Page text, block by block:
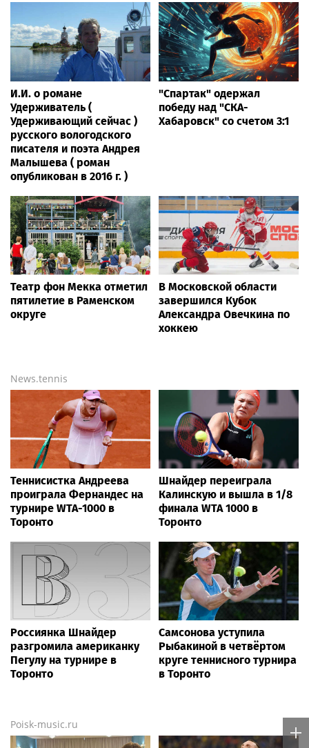
И.И. о романе
Удерживатель (
Удерживающий сейчас )
русского вологодского
писателя и поэта Андрея
Малышева ( роман
опубликован в 2016 г. )
"Спартак" одержал
победу над "СКА-
Хабаровск" со счетом 3:1
Театр фон Мекка отметил
пятилетие в Раменском
округе
В Московской области
завершился Кубок
Александра Овечкина по
хоккею
News.tennis
Теннисистка Андреева
проиграла Фернандес на
турнире WTA-1000 в
Торонто
Шнайдер переиграла
Калинскую и вышла в 1/8
финала WTA 1000 в
Торонто
Россиянка Шнайдер
разгромила американку
Пегулу на турнире в
Торонто
Самсонова уступила
Рыбакиной в четвёртом
круге теннисного турнира
в Торонто
Poisk-music.ru